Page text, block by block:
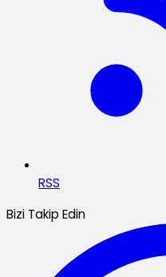
RSS
Bizi Takip Edin